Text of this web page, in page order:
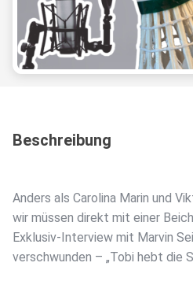
Beschreibung
Anders als Carolina Marin und
wir müssen direkt mit einer
Exklusiv-Interview mit Marvin
verschwunden – „Tobi hebt die